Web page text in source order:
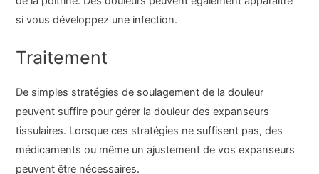
si vous développez une infection.
Traitement
De simples stratégies de soulagement de la douleur
peuvent suffire pour gérer la douleur des expanseurs
tissulaires. Lorsque ces stratégies ne suffisent pas, des
médicaments ou même un ajustement de vos expanseurs
peuvent être nécessaires.